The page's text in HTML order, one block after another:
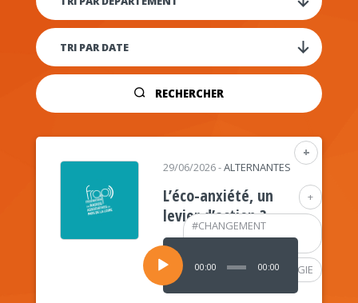
RECHERCHER
+
+
#CHANGEMENT
CLIMATIQUE
#PSYCHOLOGIE
29/06/2026-ALTERNANTES
L’éco-anxiété, un
levier d’action ?
Lecteur
audio
00:00 00:00